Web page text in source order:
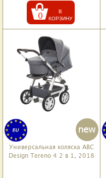
0
Универсальная коляска ABC
Design Tereno 4 2 в 1, 2018